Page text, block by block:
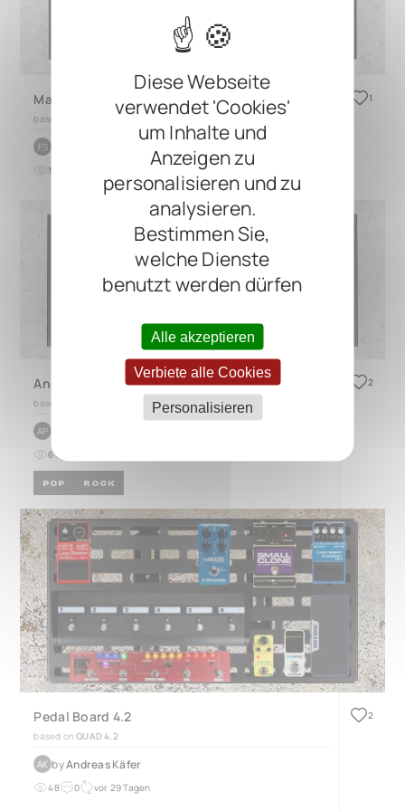
Diese Webseite
verwendet 'Cookies'
um Inhalte und
Anzeigen zu
personalisieren und zu
analysieren.
Bestimmen Sie,
welche Dienste
benutzt werden dürfen
Alle akzeptieren
Verbiete alle Cookies
Personalisieren
May The Fourth Be With You
based on
FS Frederik Schlüter
12
1
Andy's Rig für Flashborn.de
based on
AP
6
POP ROCK
2
Pedal Board 4.2
based on QUAD 4.2
AK byAndreas Käfer
48 0 vor 29 Tagen
2